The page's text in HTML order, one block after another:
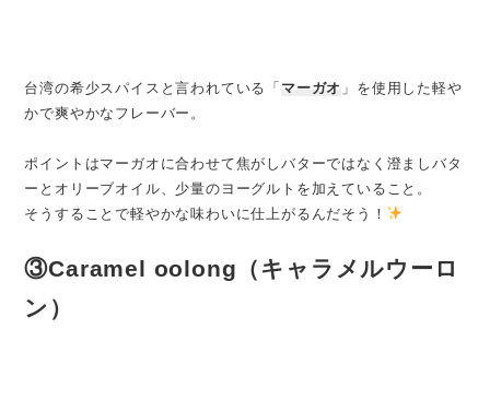
台湾の希少スパイスと言われている「 マーガオ 」を使用した軽や
かで爽やかなフレーバー。
ポイントはマーガオに合わせて焦がしバターではなく澄ましバタ
ーとオリーブオイル、少量のヨーグルトを加えていること。
そうすることで軽やかな味わいに仕上がるんだそう！
③Caramel oolong（キャラメルウーロ
ン）